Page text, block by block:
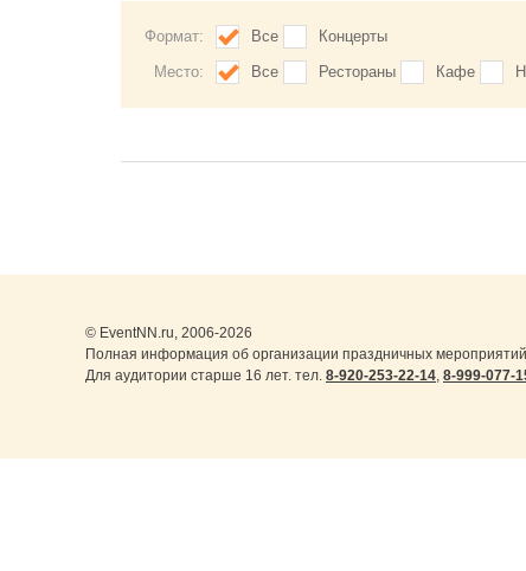
Формат: Все
Концерты
Место:
Все Рестораны Кафе
© EventNN.ru, 2006-2026
Полная информация об организации праздничных
Для аудитории старше 16 лет. тел. 8-920-253-22-14, 8-999-077-